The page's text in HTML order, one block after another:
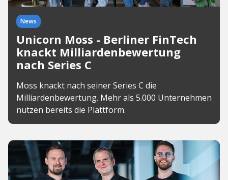
News
Unicorn Moss - Berliner FinTech
knackt Milliardenbewertung
nach Series C
Moss knackt nach seiner Series C die
Milliardenbewertung. Mehr als 5.000 Unternehmen
nutzen bereits die Plattform.